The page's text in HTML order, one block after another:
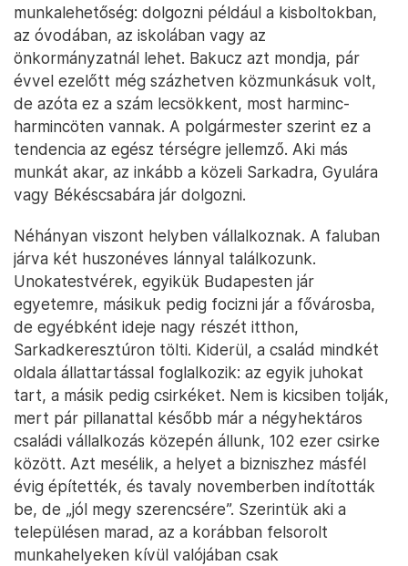
munkalehetőség: dolgozni például a kisboltokban,
az óvodában, az iskolában vagy az
önkormányzatnál lehet. Bakucz azt mondja, pár
évvel ezelőtt még százhetven közmunkásuk volt,
de azóta ez a szám lecsökkent, most harminc-
harmincöten vannak. A polgármester szerint ez a
tendencia az egész térségre jellemző. Aki más
munkát akar, az inkább a közeli Sarkadra, Gyulára
vagy Békéscsabára jár dolgozni.
Néhányan viszont helyben vállalkoznak. A faluban
járva két huszonéves lánnyal találkozunk.
Unokatestvérek, egyikük Budapesten jár
egyetemre, másikuk pedig focizni jár a fővárosba,
de egyébként ideje nagy részét itthon,
Sarkadkeresztúron tölti. Kiderül, a család mindkét
oldala állattartással foglalkozik: az egyik juhokat
tart, a másik pedig csirkéket. Nem is kicsiben tolják,
mert pár pillanattal később már a négyhektáros
családi vállalkozás közepén állunk, 102 ezer csirke
között. Azt mesélik, a helyet a bizniszhez másfél
évig építették, és tavaly novemberben indították
be, de „jól megy szerencsére”. Szerintük aki a
településen marad, az a korábban felsorolt
munkahelyeken kívül valójában csak